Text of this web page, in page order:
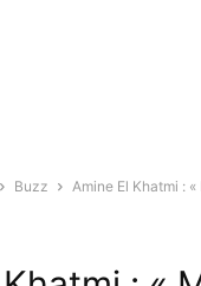
Buzz
Amine El Khatmi :